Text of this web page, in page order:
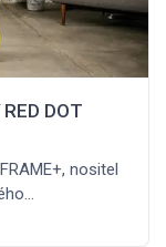
DOT
nositel